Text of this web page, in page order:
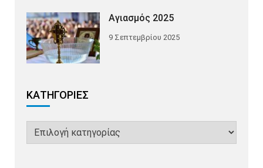
Αγιασμός 2025
9 Σεπτεμβρίου 2025
KΑΤΗΓΟΡΊΕΣ